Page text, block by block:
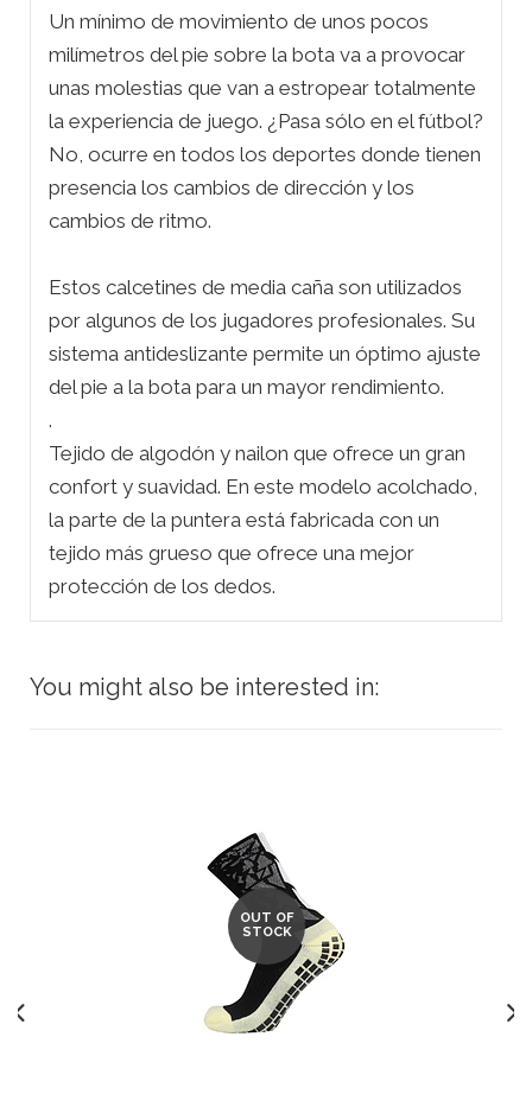
Un mínimo de movimiento de unos pocos
milímetros del pie sobre la bota va a provocar
unas molestias que van a estropear totalmente
la experiencia de juego. ¿Pasa sólo en el fútbol?
No, ocurre en todos los deportes donde tienen
presencia los cambios de dirección y los
cambios de ritmo.
Estos calcetines de media caña son utilizados
por algunos de los jugadores profesionales. Su
sistema antideslizante permite un óptimo ajuste
del pie a la bota para un mayor rendimiento.
.
Tejido de algodón y nailon que ofrece un gran
confort y suavidad. En este modelo acolchado,
la parte de la puntera está fabricada con un
tejido más grueso que ofrece una mejor
protección de los dedos.
You might also be interested in:
OUT OF
STOCK